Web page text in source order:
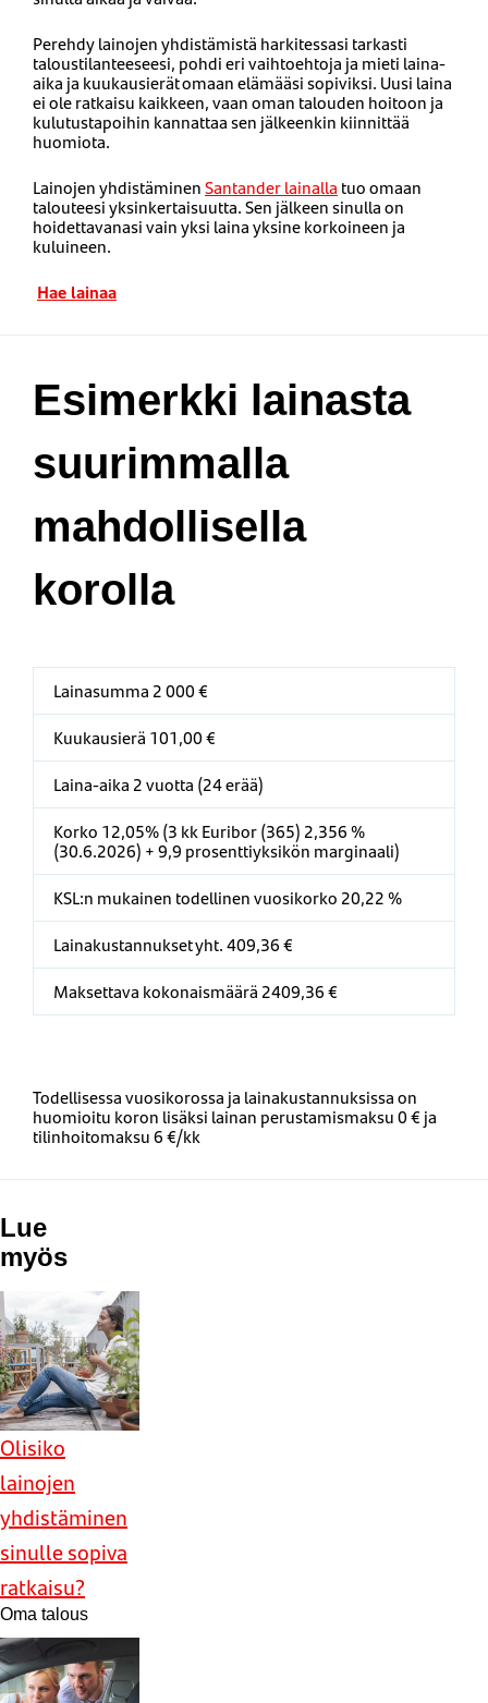
Perehdy lainojen yhdistämistä harkitessasi tarkasti
taloustilanteeseesi, pohdi eri vaihtoehtoja ja mieti laina-
aika ja kuukausierät omaan elämääsi sopiviksi. Uusi laina
ei ole ratkaisu kaikkeen, vaan oman talouden hoitoon ja
kulutustapoihin kannattaa sen jälkeenkin kiinnittää
huomiota.
Lainojen yhdistäminenSantander lainalla tuo omaan
talouteesi yksinkertaisuutta. Sen jälkeen sinulla on
hoidettavanasi vain yksi laina yksine korkoineen ja
kuluineen.
Hae lainaa
Esimerkki lainasta
suurimmalla
mahdollisella
korolla
Lainasumma 2 000 €
Kuukausierä 101,00 €
Laina-aika 2 vuotta (24 erää)
Korko 12,05% (3 kk Euribor (365) 2,356 %
(30.6.2026) + 9,9 prosenttiyksikön marginaali)
KSL:n mukainen todellinen vuosikorko 20,22 %
Lainakustannukset yht. 409,36 €
Maksettava kokonaismäärä 2409,36 €
Todellisessa vuosikorossa ja lainakustannuksissa on
huomioitu koron lisäksi lainan perustamismaksu 0 € ja
tilinhoitomaksu 6 €/kk
Lue
myös
Olisiko
lainojen
yhdistäminen
sinulle sopiva
ratkaisu?
Oma talous